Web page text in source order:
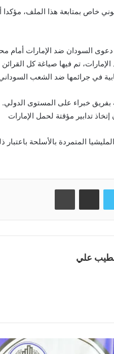
خاص بمتابعة هذا الملف،
السودان ضد الإمارات أمام
في جرائمها ضد الشعب
بفريق خبراء على المستوى الدولي.
تدابير مؤقتة لحمل الإمارات
المتمردة بالأسلحة
تويتر مشاركة عبر البريد طباعة
علي